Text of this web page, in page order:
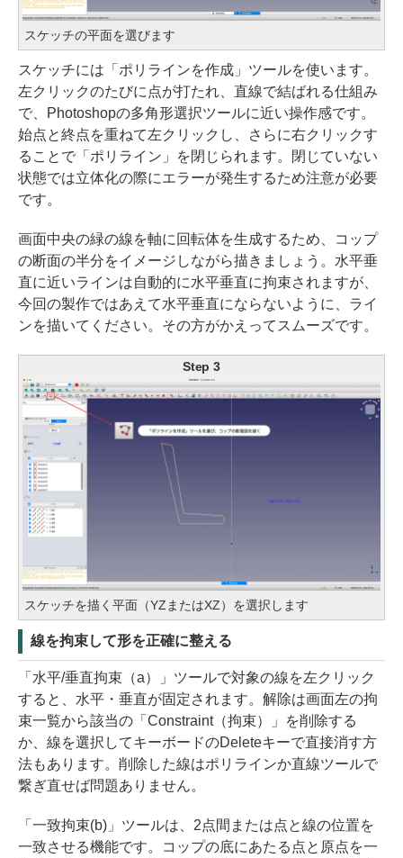
スケッチの平面を選びます
スケッチには「ポリラインを作成」ツールを使います。
左クリックのたびに点が打たれ、直線で結ばれる仕組み
で、Photoshopの多角形選択ツールに近い操作感です。
始点と終点を重ねて左クリックし、さらに右クリックす
ることで「ポリライン」を閉じられます。閉じていない
状態では立体化の際にエラーが発生するため注意が必要
です。
画面中央の緑の線を軸に回転体を生成するため、コップ
の断面の半分をイメージしながら描きましょう。水平垂
直に近いラインは自動的に水平垂直に拘束されますが、
今回の製作ではあえて水平垂直にならないように、ライ
ンを描いてください。その方がかえってスムーズです。
Step 3
スケッチを描く平面（YZまたはXZ）を選択します
線を拘束して形を正確に整える
「水平/垂直拘束（a）」ツールで対象の線を左クリック
すると、水平・垂直が固定されます。解除は画面左の拘
束一覧から該当の「Constraint（拘束）」を削除する
か、線を選択してキーボードのDeleteキーで直接消す方
法もあります。削除した線はポリラインか直線ツールで
繋ぎ直せば問題ありません。
「一致拘束(b)」ツールは、2点間または点と線の位置を
一致させる機能です。コップの底にあたる点と原点を一